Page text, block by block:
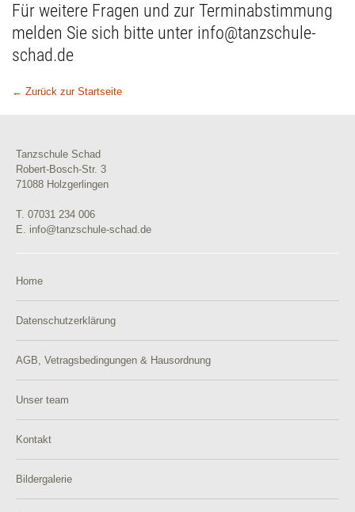
Für weitere Fragen und zur Terminabstimmung
melden Sie sich bitte unter info@tanzschule-
schad.de
← Zurück zur Startseite
Tanzschule Schad
Robert-Bosch-Str. 3
71088 Holzgerlingen
T. 07031 234 006
E. info@tanzschule-schad.de
Home
Datenschutzerklärung
AGB, Vetragsbedingungen & Hausordnung
Unser team
Kontakt
Bildergalerie